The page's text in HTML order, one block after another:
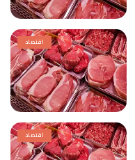
اقتصاد
اقتصاد